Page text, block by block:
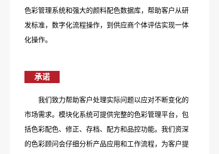
色彩管理系统和强大的颜料配色数据库，帮助客户从研
发标准，数字化流程操作，到供应商个体评估实现一体
化操作。
承诺
我们致力帮助客户处理实际问题以应对不断变化的
市场需求。模块化系统可提供完整的色彩管理平台，包
括色彩配色、修正、存档、配方和品控功能。我们资深
的色彩顾问会仔细分析产品应用和工作流程，为客户提